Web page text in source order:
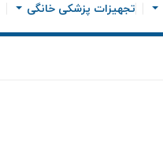
تجهیزات پزشکی خانگی